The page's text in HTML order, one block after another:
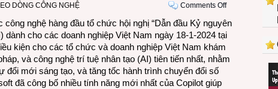
DÒNG CÔNG NGHỆ Comments Offon
đồng
hành
doanh
nghệ hàng đầu tổ chức hội nghị “Dẫn đầu Kỷ nguyên
dành cho các doanh nghiệp Việt Nam ngày 18-1-2024 tại
kiện cho các tổ chức và doanh nghiệp Việt Nam khám
và công nghệ trí tuệ nhân tạo (AI) tiên tiến nhất, nhằm
đổi mới sáng tạo, và tăng tốc hành trình chuyển đổi số
đã công bố nhiều tính năng mới nhất của Copilot giúp